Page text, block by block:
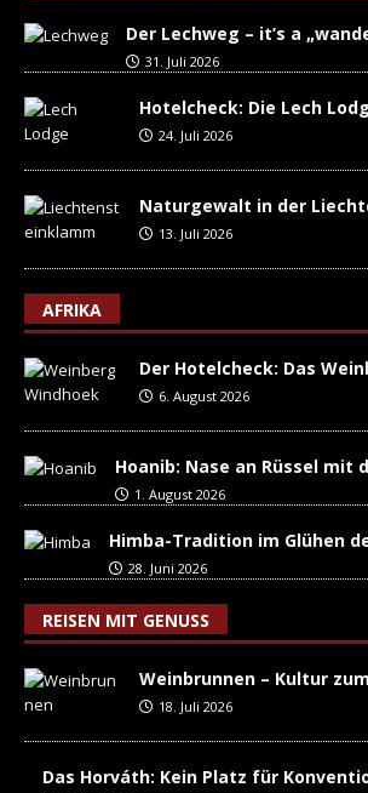
Der Lechweg – it’s a
31. Juli 2026
Hotelcheck: Die Lech
24. Juli 2026
Naturgewalt in der
13. Juli 2026
AFRIKA
Der Hotelcheck: Das
6. August 2026
Hoanib: Nase an Rüssel mit
1. August 2026
Himba-Tradition im Glühen
28. Juni 2026
REISEN MIT GENUSS
Weinbrunnen – Kultur
18. Juli 2026
Das Horváth: Kein Platz für